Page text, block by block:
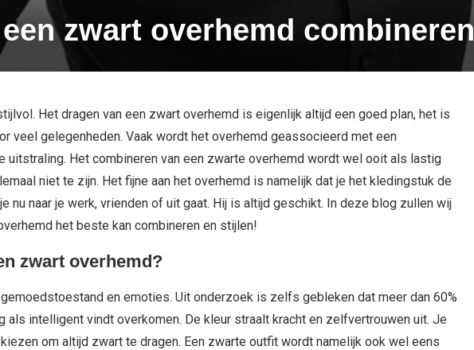
zwart overhemd combineren
Het dragen van een zwart overhemd is eigenlijk altijd een goed plan, het is
veel gelegenheden. Vaak wordt het overhemd geassocieerd met een
Het combineren van een zwarte overhemd wordt wel ooit als lastig
niet te zijn. Het fijne aan het overhemd is namelijk dat je het kledingstuk de
nu naar je werk, vrienden of uit gaat. Hij is altijd geschikt. In deze blog zullen wij
het beste kan combineren en stijlen!
zwart overhemd?
en emoties. Uit onderzoek is zelfs gebleken dat meer dan 60%
als intelligent vindt overkomen. De kleur straalt kracht en zelfvertrouwen uit. Je
om altijd zwart te dragen. Een zwarte outfit wordt namelijk ook wel eens